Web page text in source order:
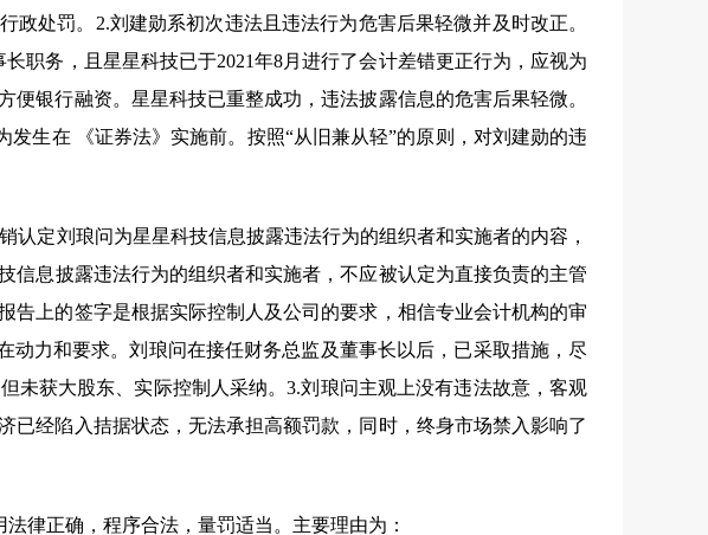
政处罚。 2.刘建勋系初次违法且违法行为危害后果轻微并及时改正。
长职务，且星星科技已于2021年8月进行了会计差错更正行为，应视为
银行融资。星星科技已重整成功，违法披露信息的危害后果轻微。
发生在 《证券法》实施前。按照“从旧兼从轻”的原则，对刘建勋的违
定刘琅问为星星科技信息披露违法行为的组织者和实施者的内容，
信息披露违法行为的组织者和实施者，不应被认定为直接负责的主管
上的签字是根据实际控制人及公司的要求，相信专业会计机构的审
动力和要求。刘琅问在接任财务总监及董事长以后，已采取措施，尽
未获大股东、实际控制人采纳。3.刘琅问主观上没有违法故意，客观
经陷入拮据状态，无法承担高额罚款，同时，终身市场禁入影响了
律正确，程序合法，量罚适当。主要理由为：